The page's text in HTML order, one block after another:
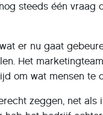
steeds één
er nu gaat
Het
om wat mensen te
zeggen, net